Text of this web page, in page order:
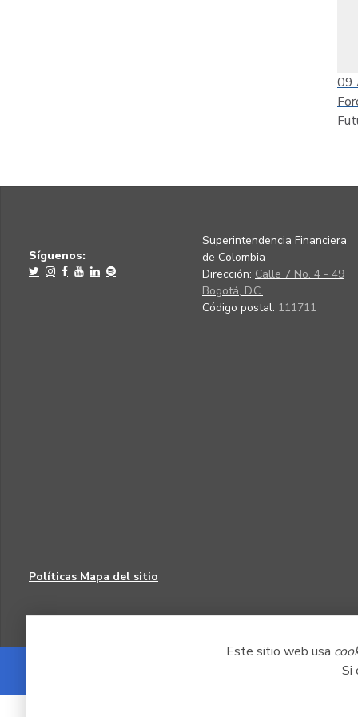
Este sitio web usa
Si
09
Síguenos:
Superintendencia Financiera
de Colombia
Dirección: Calle 7 No. 4 - 49
Bogotá, D.C.
Código postal: 111711
Políticas Mapa del sitio